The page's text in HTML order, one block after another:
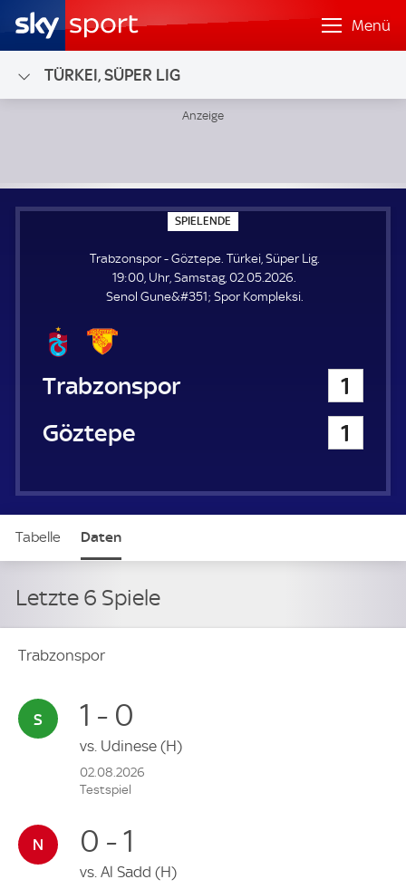
Menü
TÜRKEI, SÜPER LIG
SPIELENDE
P
E
L
E
N
Trabzonspor - Göztepe. Türkei, Süper Lig.
19:00, Uhr, Samstag, 02.05.2026.
Senol Gune&#351; Spor Kompleksi.
Trabzonspor
1
Göztepe
1
Tabelle Daten
Letzte 6 Spiele
Trabzonspor
1 - 0
vs. Udinese (H)
02.08.2026
Testspiel
0 - 1
vs. Al Sadd (H)